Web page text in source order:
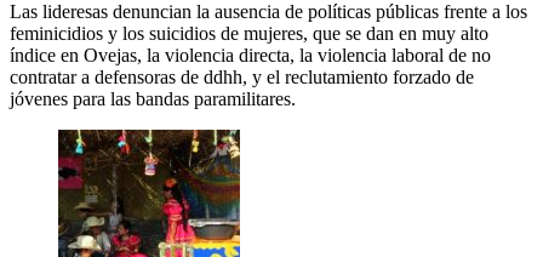
Las lideresas denuncian la ausencia de políticas públicas frente a los
feminicidios y los suicidios de mujeres, que se dan en muy alto
índice en Ovejas, la violencia directa, la violencia laboral de no
contratar a defensoras de ddhh, y el reclutamiento forzado de
jóvenes para las bandas paramilitares.